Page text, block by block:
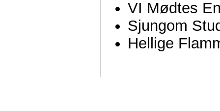
VI Mødtes
Sjungom
Hellige